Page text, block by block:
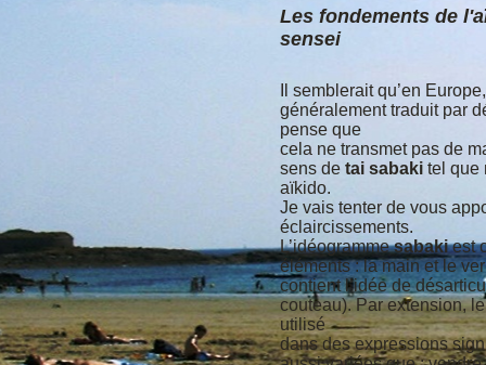
Les fondements de
sensei
Il semblerait qu’en Europe,
généralement traduit par
pense que
cela ne transmet pas de
sens de tai sabaki tel que
aïkido.
Je vais tenter de vous
éclaircissements.
L’idéogrammesabakiest
éléments : la main et le
contient l’idée de
couteau). Par extension,
utilisé
dans des expressions